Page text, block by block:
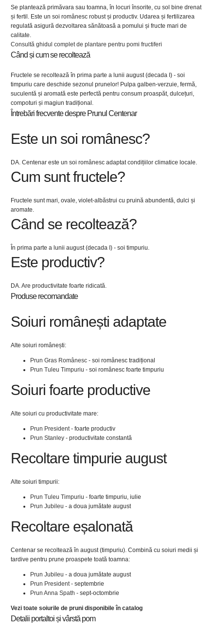
Se plantează primăvara sau toamna, în locuri însorite, cu sol bine drenat
și fertil. Este un soi românesc robust și productiv. Udarea și fertilizarea
regulată asigură dezvoltarea sănătoasă a pomului și fructe mari de
calitate.
Consultă ghidul complet de plantare pentru pomi fructiferi
Când și cum se recoltează
Fructele se recoltează în prima parte a lunii august (decada I) - soi
timpuriu care deschide sezonul prunelor! Pulpa galben-verzuie, fermă,
suculentă și aromată este perfectă pentru consum proaspăt, dulcețuri,
compoturi și magiun tradițional.
Întrebări frecvente despre Prunul Centenar
Este un soi românesc?
DA. Centenar este un soi românesc adaptat condițiilor climatice locale.
Cum sunt fructele?
Fructele sunt mari, ovale, violet-albăstrui cu pruină abundentă, dulci și
aromate.
Când se recoltează?
În prima parte a lunii august (decada I) - soi timpuriu.
Este productiv?
DA. Are productivitate foarte ridicată.
Produse recomandate
Soiuri românești adaptate
Alte soiuri românești:
Prun Gras Românesc - soi românesc tradițional
Prun Tuleu Timpuriu - soi românesc foarte timpuriu
Soiuri foarte productive
Alte soiuri cu productivitate mare:
Prun President- foarte productiv
Prun Stanley - productivitate constantă
Recoltare timpurie august
Alte soiuri timpurii:
Prun Tuleu Timpuriu - foarte timpuriu, iulie
Prun Jubileu - a doua jumătate august
Recoltare eșalonată
Centenar se recoltează în august (timpuriu). Combină cu soiuri medii și
tardive pentru prune proaspete toată toamna:
Prun Jubileu - a doua jumătate august
Prun President- septembrie
Prun Anna Spath - sept-octombrie
Vezi toate soiurile de pruni disponibile în catalog
Detalii portaltoi și vârstă pom